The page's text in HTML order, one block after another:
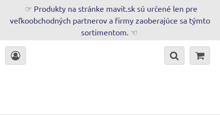
☞ Produkty na stránke mavit.sk sú určené len pre
veľkoobchodných partnerov a firmy zaoberajúce sa týmto
sortimentom. ☜